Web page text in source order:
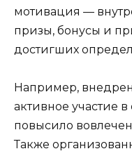
мотивация —
призы, бонусы и
достигших
Например,
активное участие
повысило
Также